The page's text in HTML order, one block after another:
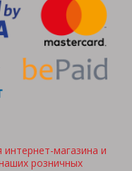
магазина и
розничных